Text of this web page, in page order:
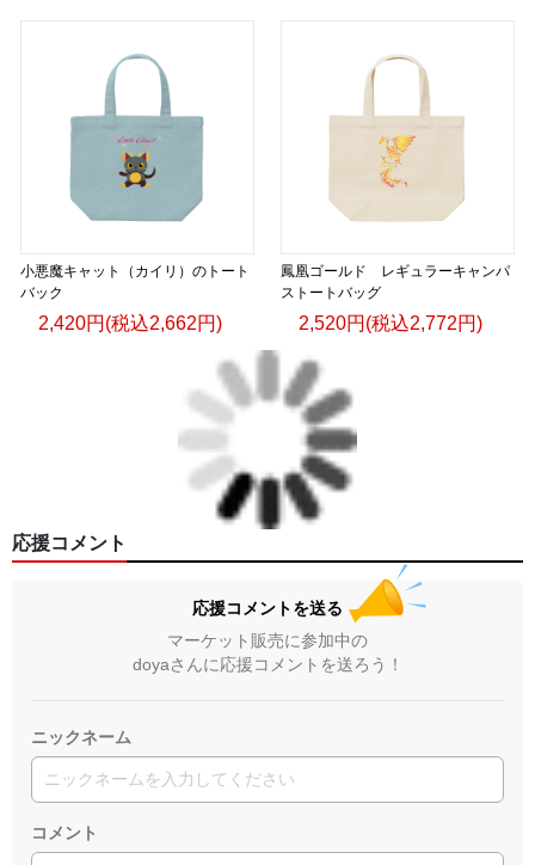
小悪魔キャット（カイリ）のトート
バック
2,420円(税込2,662円)
鳳凰ゴールド レギュラーキャンパ
ストートバッグ
2,520円(税込2,772円)
応援コメント
応援コメントを送る
マーケット販売に参加中の
doyaさんに応援コメントを送ろう！
ニックネーム
コメント